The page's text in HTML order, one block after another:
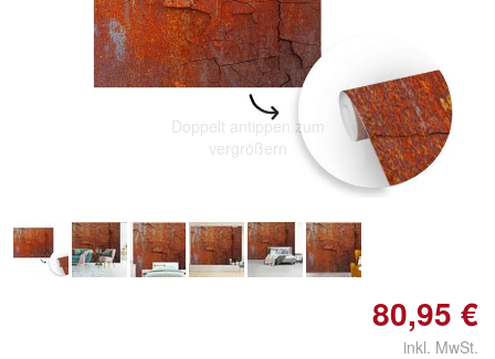
Doppelt antippen zum
vergrößern
80,95 €
inkl. MwSt.